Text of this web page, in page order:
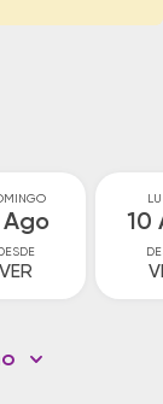
Ago
DESDE
VER
10